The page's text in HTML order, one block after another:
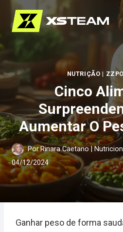
Pular
para
o
Conteúdo
NUTRIÇÃO |
Cinco
Aumentar O
PorRinara Caetano |
04/12/2024
Ganhar peso de forma